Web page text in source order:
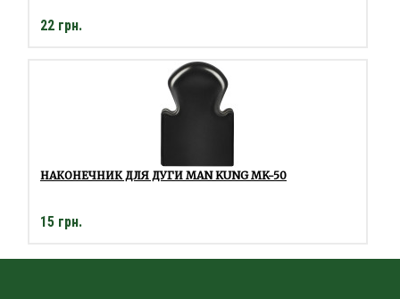
22 грн.
НАКОНЕЧНИК ДЛЯ ДУГИ MAN KUNG MK-50
15 грн.